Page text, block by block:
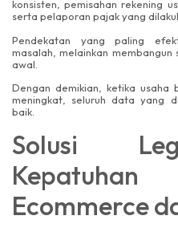
konsisten, pemisahan rekening
serta pelaporan pajak yang
Pendekatan yang paling
masalah, melainkan
awal.
Dengan demikian, ketika usaha
meningkat, seluruh data yang
baik.
Solusi
Ecommerce